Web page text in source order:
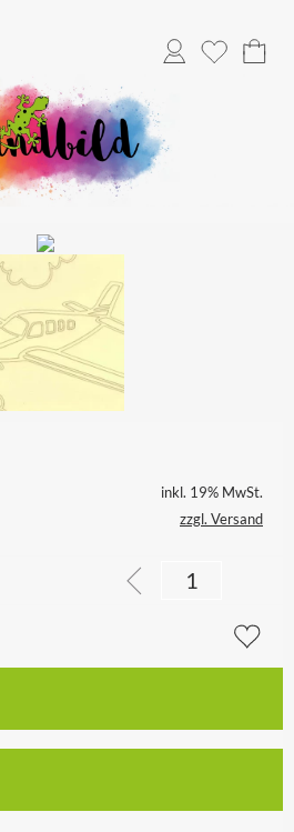
Anmelden
Merkliste
inkl. 19% MwSt.
zzgl. Versand